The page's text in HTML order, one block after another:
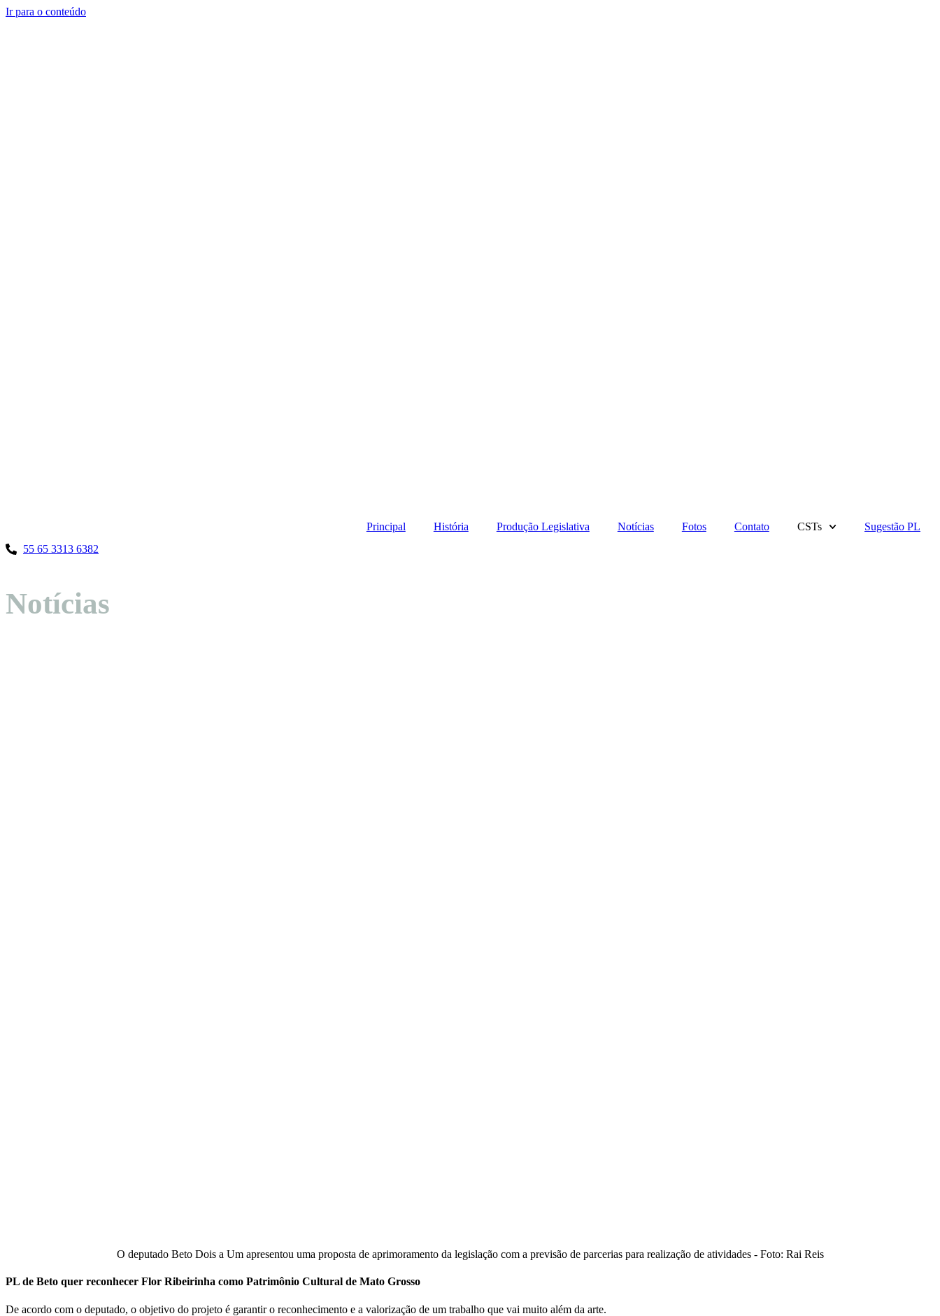
Ir para o conteúdo
Principal História Produção Legislativa Notícias Fotos Contato CSTs
Sugestão PL
55 65 3313 6382
Notícias
O deputado Beto Dois a Um apresentou uma proposta de aprimoramento da legislação com a previsão de parcerias para realização de atividades - Foto: Rai Reis
PL de Beto quer reconhecer Flor Ribeirinha como Patrimônio Cultural de Mato Grosso
De acordo com o deputado, o objetivo do projeto é garantir o reconhecimento e a valorização de um trabalho que vai muito além da arte.